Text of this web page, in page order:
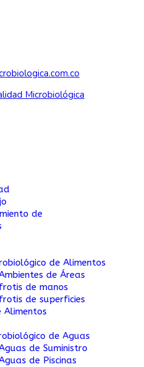
de
de Alimentos
de Áreas
de manos
de superficies
de Aguas
de Suministro
de Piscinas